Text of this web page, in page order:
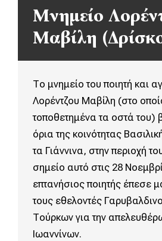
Μνημείο
Μαβίλη
Το μνημείο του ποιητή και
Λορέντζου Μαβίλη (στο
τοποθετημένα τα οστά του)
όρια της κοινότητας
τα Γιάννινα, στην περιοχή
σημείο αυτό στις 28
επτανήσιος ποιητής έπεσε
τους εθελοντές
Τούρκων για την
Ιωαννίνων.